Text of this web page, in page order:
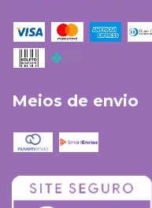
Meios de envio